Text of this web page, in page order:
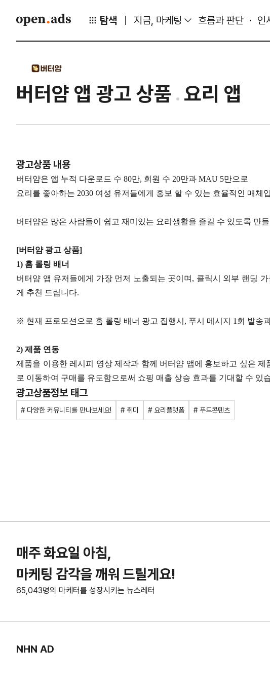
탐색 지금, 마케팅 흐름과 판단 인
버터얌 앱 광고 상품 요리 앱
광고상품 내용
버터얌은 앱 누적 다운로드 수 80만, 회원 수 20만과 MAU 5만으로
요리를 좋아하는 2030 여성 유저들에게 홍보 할 수 있는 효율적인 매체
버터얌은 많은 사람들이 쉽고 재미있는 요리생활을 즐길 수 있도록 만
[버터얌 광고 상품]
1) 홈 롤링 배너
버터얌 앱 유저들에게 가장 먼저 노출되는 곳이며, 클릭시 외부 랜딩
게 추천 드립니다.
※ 현재 프로모션으로 홈 롤링 배너 광고 집행시, 푸시 메시지 1회 발송
2) 제품 연동
제품을 이용한 레시피 영상 제작과 함께 버터얌 앱에 홍보하고 싶은
로 이동하여 구매를 유도함으로써 쇼핑 매출 상승 효과를 기대할 수 있
광고상품정보 태그
# 다양한 커뮤니티를 만나보세요! # 취미 # 요리플랫폼 # 푸드콘텐츠
매주 화요일 아침,
마케팅 감각을 깨워 드릴게요!
65,043명의 마케터를 성장시키는 뉴스레터
NHN AD